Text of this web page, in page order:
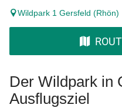
Wildpark 1 Gersfeld (Rhön)
Der Wildpark in
Ausflugsziel